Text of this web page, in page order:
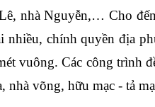
nhà Nguyễn,… Cho
nhiều, chính quyền địa
vuông. Các công trình
nhà võng, hữu mạc - tả